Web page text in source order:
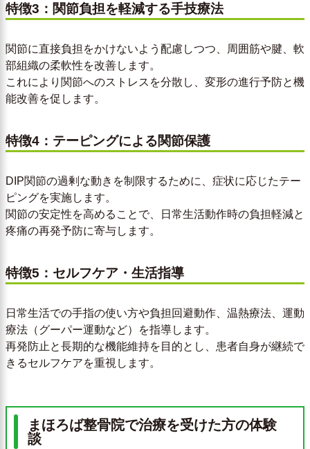
特徴3：関節負担を軽減する手技療法
関節に直接負担をかけないよう配慮しつつ、周囲筋や腱、軟
部組織の柔軟性を改善します。
これにより関節へのストレスを分散し、変形の進行予防と機
能改善を促します。
特徴4：テーピングによる関節保護
DIP関節の過剰な動きを制限するために、症状に応じたテー
ピングを実施します。
関節の安定性を高めることで、日常生活動作時の負担軽減と
疼痛の再発予防に寄与します。
特徴5：セルフケア・生活指導
日常生活での手指の使い方や負担回避動作、温熱療法、運動
療法（グーパー運動など）を指導します。
再発防止と長期的な機能維持を目的とし、患者自身が継続で
きるセルフケアを重視します。
まほろば整骨院で治療を受けた方の体験
談